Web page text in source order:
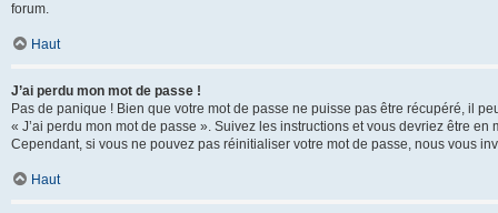
forum.
Haut
J’ai perdu mon mot de passe !
Pas de panique ! Bien que votre mot de passe ne puisse pas être récupéré, il
« J’ai perdu mon mot de passe ». Suivez les instructions et vous devriez être
Cependant, si vous ne pouvez pas réinitialiser votre mot de passe, nous vous
Haut